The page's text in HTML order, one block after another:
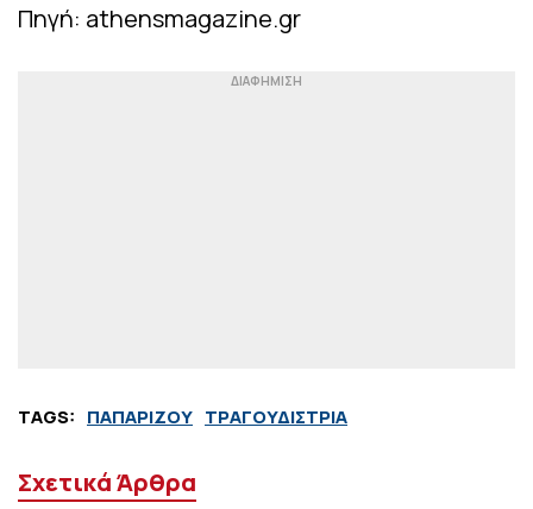
Πηγή: athensmagazine.gr
TAGS: ΠΑΠΑΡΙΖΟΥ ΤΡΑΓΟΥΔΙΣΤΡΙΑ
Σχετικά Άρθρα